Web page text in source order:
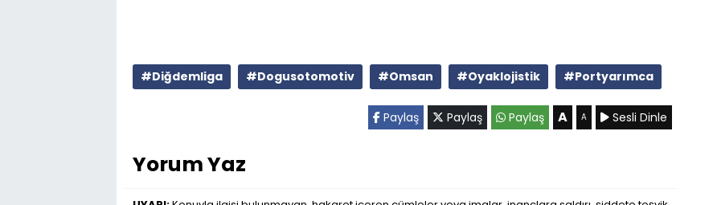
#Diğdemliga #Dogusotomotiv #Omsan #Oyaklojistik #Portyarımca
Paylaş Paylaş Paylaş A A Sesli Dinle
Yorum Yaz